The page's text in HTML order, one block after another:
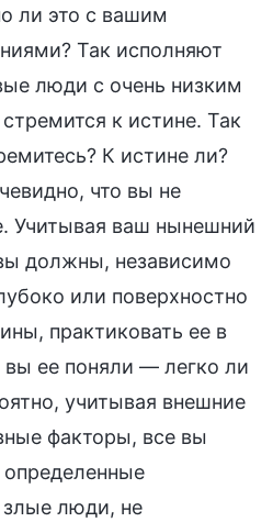
ли это с вашим
Так исполняют
люди с очень низким
к истине. Так
К истине ли?
что вы не
Учитывая ваш нынешний
должны, независимо
или поверхностно
практиковать ее в
вы ее поняли — легко ли
учитывая внешние
факторы, все вы
люди, не